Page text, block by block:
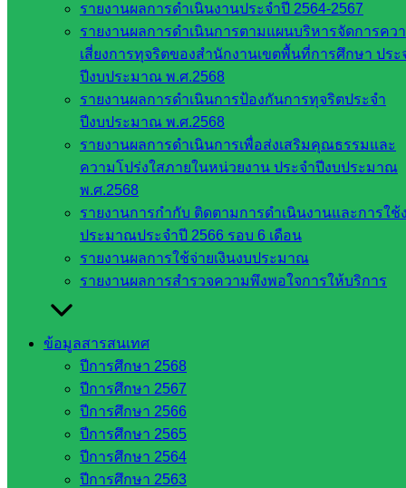
รายงานผลการดำเนินงานประจำปี 2564-2567
รายงานผลการดำเนินการตามแผนบริหารจัดการคว
เสี่ยงการทุจริตของสำนักงานเขตพื้นที่การศึกษา ประ
ปีงบประมาณ พ.ศ.2568
รายงานผลการดำเนินการป้องกันการทุจริตประจำ
ปีงบประมาณ พ.ศ.2568
รายงานผลการดำเนินการเพื่อส่งเสริมคุณธรรมและ
ความโปร่งใสภายในหน่วยงาน ประจำปีงบประมาณ
พ.ศ.2568
รายงานการกำกับ ติดตามการดำเนินงานและการใช้
ประมาณประจำปี 2566 รอบ 6 เดือน
รายงานผลการใช้จ่ายเงินงบประมาณ
รายงานผลการสำรวจความพึงพอใจการให้บริการ
ข้อมูลสารสนเทศ
ปีการศึกษา 2568
ปีการศึกษา 2567
ปีการศึกษา 2566
ปีการศึกษา 2565
ปีการศึกษา 2564
ปีการศึกษา 2563
สพฐ.
กรมบัญชี
สำนักงาน
ส.ก.ส.ค
หน่วยงาน
ในจังหวัด
สระแก้ว
จังหวัด
สระแก้ว
องค์การ
บริหาร
ส่วน
จังหวัด
สระแก้ว
ศึกษาธิการ
จังหวัด
สระแก้ว